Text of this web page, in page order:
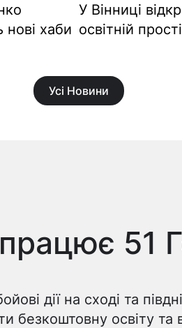
хаби
У Вінниці
освітній
Усі Новини
працює 51
дії на сході та
безкоштовну освіту та